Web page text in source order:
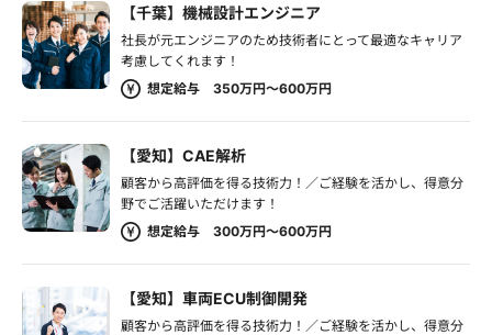
【千葉】機械設計エンジニア
社長が元エンジニアのため技術者にとって最適なキャリア
考慮してくれます！
想定給与 350万円～600万円
【愛知】CAE解析
顧客から高評価を得る技術力！／ご経験を活かし、得意分
野でご活躍いただけます！
想定給与 300万円～600万円
【愛知】車両ECU制御開発
顧客から高評価を得る技術力！／ご経験を活かし、得意分